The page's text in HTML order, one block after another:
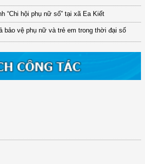
“Chi hội phụ nữ số” tại xã Ea Kiết
bảo vệ phụ nữ và trẻ em trong thời đại số